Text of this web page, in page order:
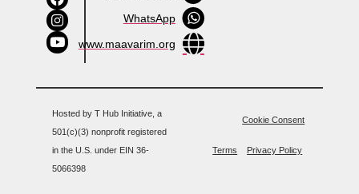
WhatsApp
www.maavarim.org
Hosted by T Hub Initiative, a
501(c)(3) nonprofit registered
in the U.S. under EIN 36-
5066398
Cookie Consent
Privacy Policy
Terms